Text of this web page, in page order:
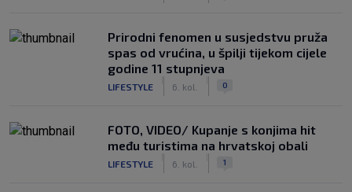
Prirodni fenomen u susjedstvu pruža
spas od vrućina, u špilji tijekom cijele
godine 11 stupnjeva
LIFESTYLE 6. kol. 0
FOTO, VIDEO/ Kupanje s konjima hit
među turistima na hrvatskoj obali
LIFESTYLE 6. kol. 1